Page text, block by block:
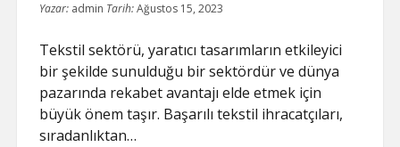
Yazar: admin Tarih:Ağustos 15, 2023
Tekstil sektörü, yaratıcı tasarımların etkileyici
bir şekilde sunulduğu bir sektördür ve dünya
pazarında rekabet avantajı elde etmek için
büyük önem taşır. Başarılı tekstil ihracatçıları,
sıradanlıktan…